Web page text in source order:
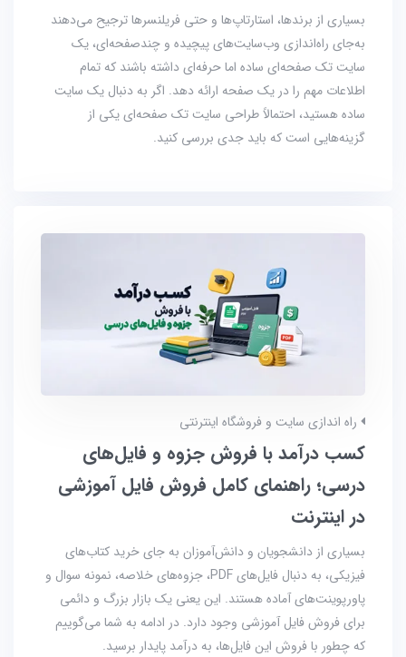
بسیاری از برندها، استارتاپ‌ها و حتی فریلنسرها ترجیح می‌دهند
به‌جای راه‌اندازی وب‌سایت‌های پیچیده و چندصفحه‌ای، یک
سایت تک صفحه‌ای ساده اما حرفه‌ای داشته باشند که تمام
اطلاعات مهم را در یک صفحه ارائه دهد. اگر به دنبال یک سایت
ساده هستید، احتمالاً طراحی سایت تک صفحه‌ای یکی از
گزینه‌هایی است که باید جدی بررسی کنید.
راه اندازی سایت و فروشگاه اینترنتی
کسب درآمد با فروش جزوه و فایل‌های
درسی؛ راهنمای کامل فروش فایل آموزشی
در اینترنت
بسیاری از دانشجویان و دانش‌آموزان به جای خرید کتاب‌های
فیزیکی، به دنبال فایل‌های PDF، جزوه‌های خلاصه، نمونه سوال و
پاورپوینت‌های آماده هستند. این یعنی یک بازار بزرگ و دائمی
برای فروش فایل آموزشی وجود دارد. در ادامه به شما می‌گوییم
که چطور با فروش این فایل‌ها، به درآمد پایدار برسید.